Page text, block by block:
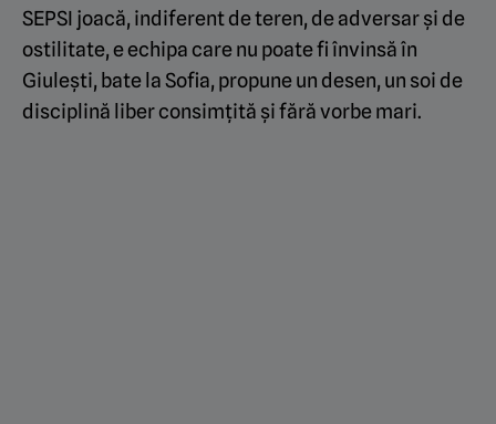
SEPSI joacă, indiferent de teren, de adversar și de
ostilitate, e echipa care nu poate fi învinsă în
Giulești, bate la Sofia, propune un desen, un soi de
disciplină liber consimțită și fără vorbe mari.